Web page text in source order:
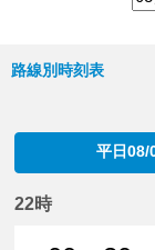
路線別時刻表
平日08/
22時